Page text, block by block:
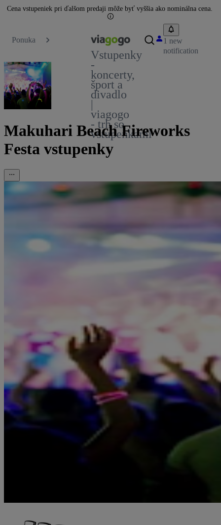
Cena vstupeniek pri ďalšom predaji môže byť vyššia ako nominálna cena.
Ponuka
Vstupenky
-
koncerty,
šport a
divadlo
|
viagogo
- trh so
vstupenkami
1 new
notification
Makuhari Beach Fireworks
Festa vstupenky